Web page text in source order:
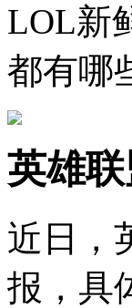
LOL新
都有哪
英雄
近日，
报，具